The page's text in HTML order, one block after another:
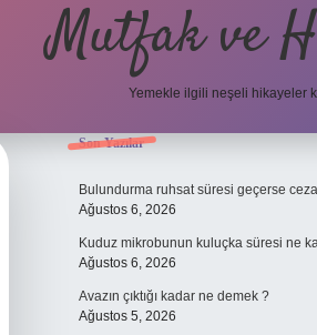
Mutfak ve
Yemekle ilgili neşeli hikayeler
Sidebar
Son Yazılar
Bulundurma ruhsat süresi geçerse
Ağustos 6, 2026
Kuduz mikrobunun kuluçka süresi ne
Ağustos 6, 2026
Avazın çıktığı kadar ne demek ?
Ağustos 5, 2026